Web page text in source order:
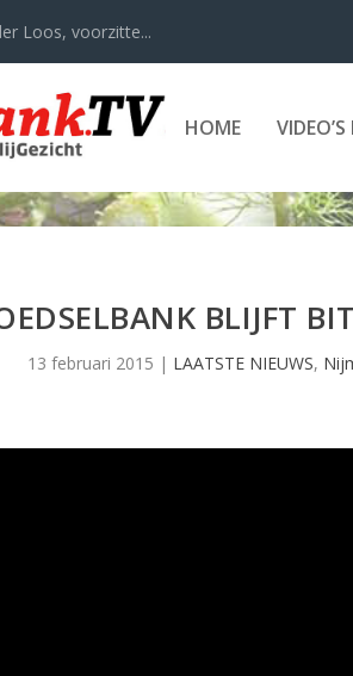
Loos, voorzitte...
HOME
BLIJFT
13 februari 2015 | LAATSTE NIEUWS,